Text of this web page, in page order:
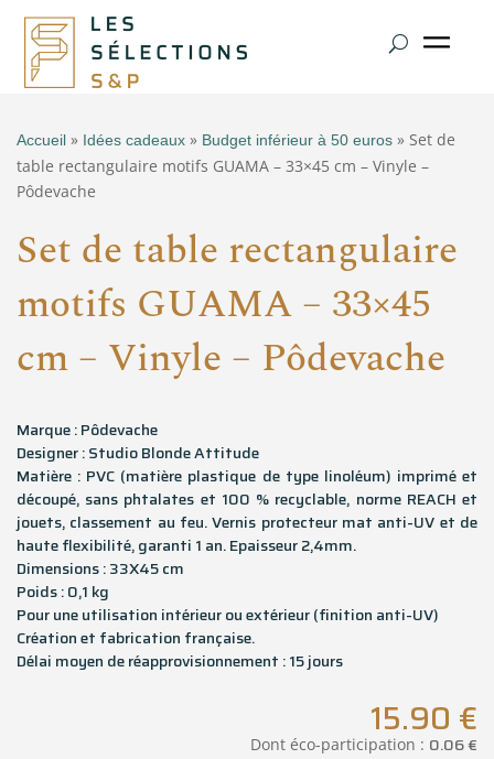
Accueil » Idées cadeaux » Budget inférieur à 50 euros » Set de
table rectangulaire motifs GUAMA – 33×45 cm – Vinyle –
Pôdevache
Set de table rectangulaire
motifs GUAMA – 33×45
cm – Vinyle – Pôdevache
Marque : Pôdevache
Designer : Studio Blonde Attitude
Matière : PVC (matière plastique de type linoléum) imprimé et
découpé, sans phtalates et 100 % recyclable, norme REACH et
jouets, classement au feu. Vernis protecteur mat anti-UV et de
haute flexibilité, garanti 1 an. Epaisseur 2,4mm.
Dimensions : 33X45 cm
Poids : 0,1 kg
Pour une utilisation intérieur ou extérieur (finition anti-UV)
Création et fabrication française.
Délai moyen de réapprovisionnement : 15 jours
15.90 €
Dont éco-participation : 0.06€